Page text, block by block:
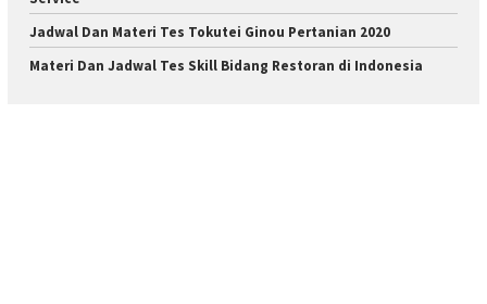
Jadwal Dan Materi Tes Tokutei Ginou Pertanian 2020
Materi Dan Jadwal Tes Skill Bidang Restoran di Indonesia